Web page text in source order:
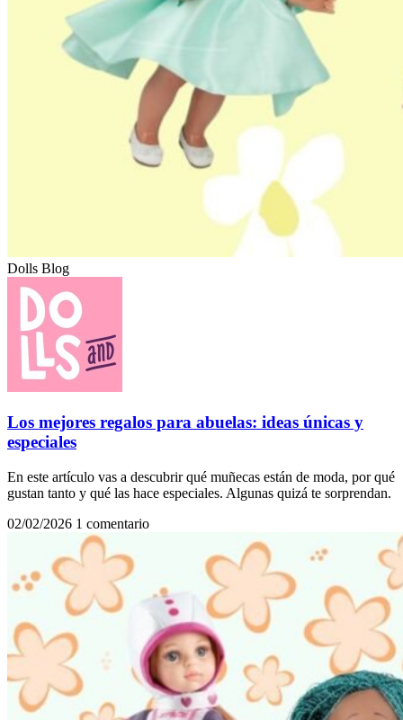
Dolls Blog
Los mejores regalos para abuelas: ideas únicas y
especiales
En este artículo vas a descubrir qué muñecas están de moda, por qué
gustan tanto y qué las hace especiales. Algunas quizá te sorprendan.
02/02/2026 1 comentario